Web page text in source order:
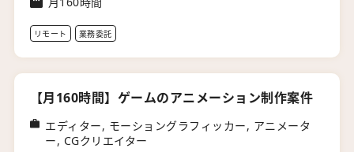
リモート 業務委託
【月160時間】ゲームのアニメーション制作案件
エディター, モーショングラフィッカー, アニメータ
ー, CGクリエイター